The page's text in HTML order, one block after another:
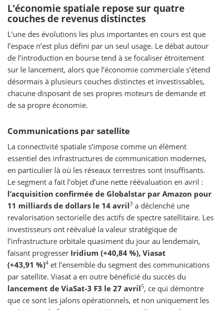
L’économie spatiale repose sur quatre
couches de revenus distinctes
L’une des évolutions les plus importantes en cours est que
l’espace n’est plus défini par un seul usage. Le débat autour
de l’introduction en bourse tend à se focaliser étroitement
sur le lancement, alors que l’économie commerciale s’étend
désormais à plusieurs couches distinctes et investissables,
chacune disposant de ses propres moteurs de demande et
de sa propre économie.
Communications par satellite
La connectivité spatiale s’impose comme un élément
essentiel des infrastructures de communication modernes,
en particulier là où les réseaux terrestres sont insuffisants.
Le segment a fait l’objet d’une nette réévaluation en avril :
l’acquisition confirmée de Globalstar par Amazon pour
11 milliards de dollars le 14 avril3 a déclenché une
revalorisation sectorielle des actifs de spectre satellitaire. Les
investisseurs ont réévalué la valeur stratégique de
l’infrastructure orbitale quasiment du jour au lendemain,
faisant progresser Iridium (+40,84 %), Viasat
(+43,91 %)4 et l’ensemble du segment des communications
par satellite. Viasat a en outre bénéficié du succès du
lancement de ViaSat-3 F3 le 27 avril5, ce qui démontre
que ce sont les jalons opérationnels, et non uniquement les